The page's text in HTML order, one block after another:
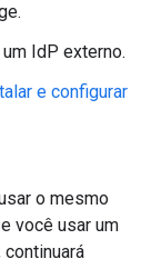
IdP externo.
e configurar
o mesmo
você usar um